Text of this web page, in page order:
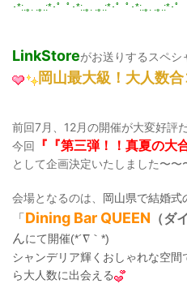
･*:.｡. .｡.:*･゜ﾟ･*:.｡. .｡.:*･゜ﾟ･*:.｡. .｡.:*･゜
LinkStoreがお送りするスペシ
岡山最大級！大人数
前回7月、12月の開催が大変好評
今回 『『第三弾！！真夏の大
として企画決定いたしました〜〜
会場となるのは、 岡山県で結婚式
「 Dining Bar QUEEN （ダ
んにて開催(*´∇｀*)
シャンデリア輝くおしゃれな空
ら大人数に出会える